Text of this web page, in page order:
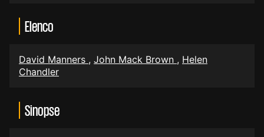
Elenco
David Manners , John Mack Brown , Helen
Chandler
Sinopse